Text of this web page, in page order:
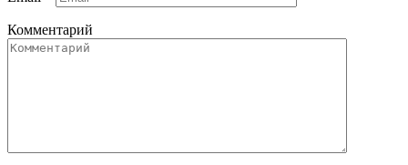
Комментарий